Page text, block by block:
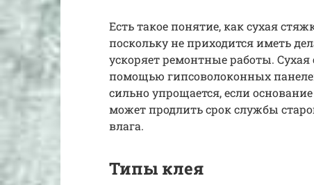
Есть такое понятие, как сухая
поскольку не приходится иметь
ускоряет ремонтные работы.
помощью гипсоволоконных
сильно упрощается, если
может продлить срок службы
влага.
Типы клея